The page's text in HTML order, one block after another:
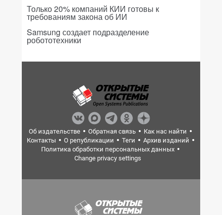
Только 20% компаний КИИ готовы к
требованиям закона об ИИ
Samsung создает подразделение
робототехники
Об издательстве Обратная связь
Как нас найти
Контакты
О републикации Теги
Архив изданий
Политика обработки персональных данных
Change privacy settings